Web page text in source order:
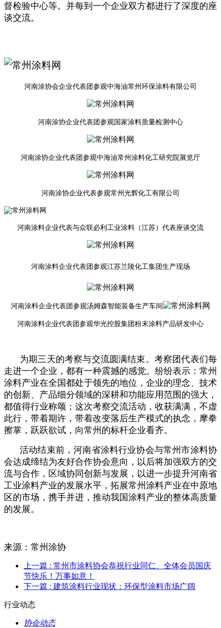
督检验中心等。并每到一个企业双方都进行了深度的座
谈交流。
河南涂协会企业代表团参观中海油常州环保涂料有限公司
河南涂协企业代表团参观国家涂料质量检测中心
河南涂协企业代表团参观中海油常州涂料化工研究院展览厅
河南涂协企业代表参观常州光辉化工有限公司
河南涂料企业代表与众联必利工业涂料（江苏）代表座谈交流
河南涂料企业代表团参观江苏兰陵化工集团生产现场
河南涂料企业代表团参观汤姆森智能装备生产车间
河南涂料企业代表团参观华光控股集团粉末涂料产品研发中心
为期三天的考察与交流圆满结束。考察团代表们每
走进一个企业，都有一种震撼的感觉。纷纷表示：常州
涂料产业在全国都处于领先的地位，企业的理念、技术
的创新、产品细分领域的深耕和功能应用范围的强大，
都值得行业称颂；这次考察交流活动，收获满满，不虚
此行，带着期许，带着改变落后生产模式的执念，摩拳
擦掌，跃跃欲试，向常州的标杆企业看齐。
活动结束前，河南省涂料行业协会与常州市涂料协
会达成缔结为友好合作协会意向，以后将加强双方的交
流与合作，区域协同创新与发展，以进一步提升河南省
工业涂料产业的发展水平，拓展常州涂料产业在中原地
区的市场，携手并进，推动我国涂料产业的整体高质量
的发展。
来源：常州涂协
上一篇 : 常州市涂料协会恭祝行业同仁、全体会员国庆
节快乐！万事如意！
下一篇 : 建筑涂料行业现状：环保型涂料市场广阔
行业动态
协会动态